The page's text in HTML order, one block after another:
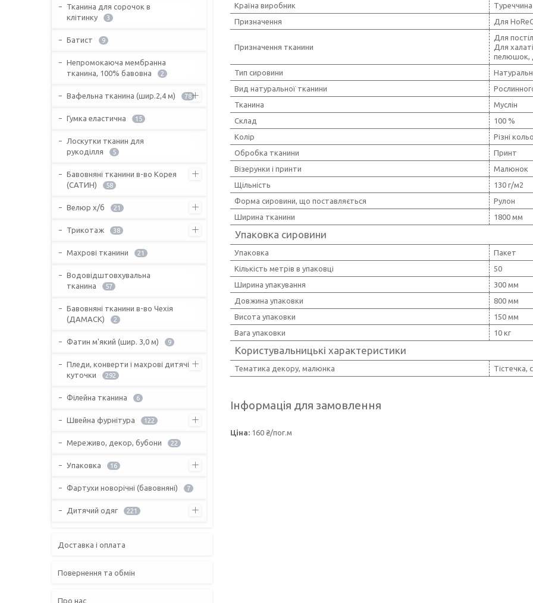
Країна виробник
Туреччина
Призначення
Для
Призначення тканини
Для
Для
пелюшок,
Тип сировини
Вид натуральної тканини
Тканина
Муслін
Склад
100 %
Колір
Різні
Обробка тканини
Принт
Візерунки і принти
Малюнок
Щільність
130 г/м2
Форма сировини, що поставляється
Рулон
Ширина тканини
1800 мм
Упаковка сировини
Упаковка
Пакет
Кількість метрів в упаковці
50
Ширина упакування
300 мм
Довжина упаковки
800 мм
Висота упаковки
150 мм
Вага упаковки
10 кг
Користувальницькі характеристики
Тематика декору, малюнка Тістечка,
Інформація для замовлення
Ціна: 160 ₴/пог.м
Тканина для сорочок в
клітинку
3
Батист 9
Непромокаюча мембранна
тканина, 100% бавовна
2
Вафельна тканина (шир.2,4 м) 78
Гумка еластична 15
Лоскутки тканин для
рукоділля
5
Бавовняні тканини в-во Корея
(САТИН)
58
Велюр х/б 21
Трикотаж 38
Махрові тканини 21
Водовідштовхувальна
тканина
57
Бавовняні тканини в-во Чехія
(ДАМАСК)
2
Фатин м'який (шир. 3,0 м) 9
Пледи, конверти і махрові дитячі
куточки
292
Філейна тканина 6
Швейна фурнітура 122
Мереживо, декор, бубони 22
Упаковка 16
Фартухи новорічні (бавовняні) 7
Дитячий одяг 221
Доставка і оплата
Повернення та обмін
Про нас